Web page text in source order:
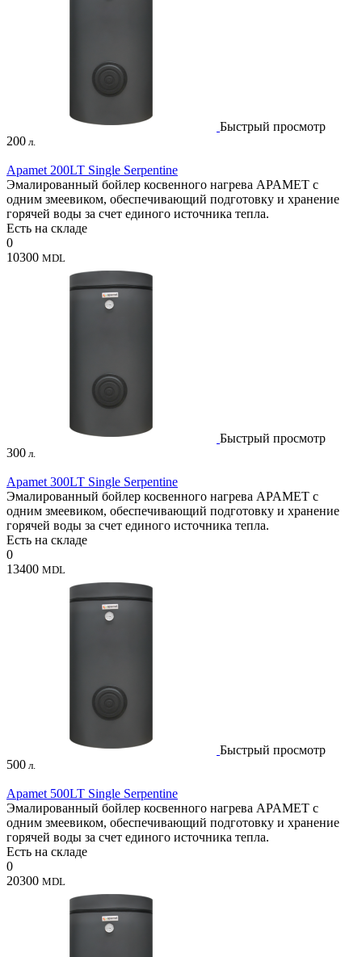
Быстрый просмотр
200 л.
Apamet 200LT Single Serpentine
Эмалированный бойлер косвенного нагрева APAMET с
одним змеевиком, обеспечивающий подготовку и хранение
горячей воды за счет единого источника тепла.
Есть на складе
0
10300 MDL
Быстрый просмотр
300 л.
Apamet 300LT Single Serpentine
Эмалированный бойлер косвенного нагрева APAMET с
одним змеевиком, обеспечивающий подготовку и хранение
горячей воды за счет единого источника тепла.
Есть на складе
0
13400 MDL
Быстрый просмотр
500 л.
Apamet 500LT Single Serpentine
Эмалированный бойлер косвенного нагрева APAMET с
одним змеевиком, обеспечивающий подготовку и хранение
горячей воды за счет единого источника тепла.
Есть на складе
0
20300 MDL